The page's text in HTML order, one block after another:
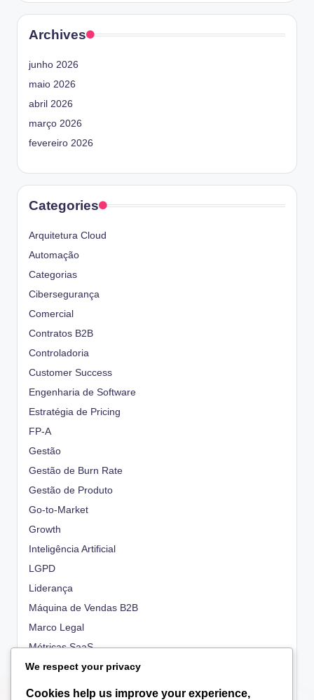
Archives
junho 2026
maio 2026
abril 2026
março 2026
fevereiro 2026
Categories
Arquitetura Cloud
Automação
Categorias
Cibersegurança
Comercial
Contratos B2B
Controladoria
Customer Success
Engenharia de Software
Estratégia de Pricing
FP-A
Gestão
Gestão de Burn Rate
Gestão de Produto
Go-to-Market
Growth
Inteligência Artificial
LGPD
Liderança
Máquina de Vendas B2B
Marco Legal
Métricas SaaS
OKRs
People
We respect your privacy
Cookies help us improve your experience,